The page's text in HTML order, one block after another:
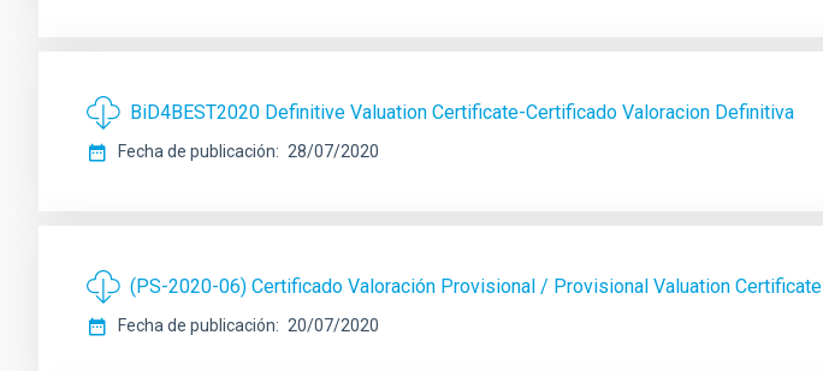
BiD4BEST2020 Definitive Valuation Certificate-Certificado Valoracion Definitiva
Fecha de publicación 28/07/2020
(PS-2020-06) Certificado Valoración Provisional / Provisional Valuation Certificate
Fecha de publicación 20/07/2020